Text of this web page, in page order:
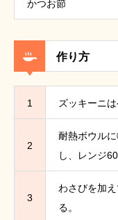
かつお節
作り方
1 ズッキーニ
2
耐熱ボウル
し、レンジ
3
わさびを加
る。